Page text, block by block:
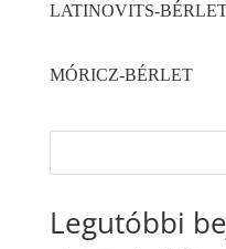
LATINOVITS-
MÓRICZ-BÉRLET
Legutóbbi